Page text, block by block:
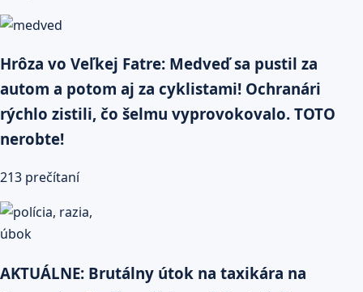
Hrôza vo Veľkej Fatre: Medveď sa pustil za
autom a potom aj za cyklistami! Ochranári
rýchlo zistili, čo šelmu vyprovokovalo. TOTO
nerobte!
213 prečítaní
AKTUÁLNE: Brutálny útok na taxikára na